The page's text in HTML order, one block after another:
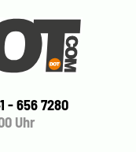
- 656 7280
Uhr